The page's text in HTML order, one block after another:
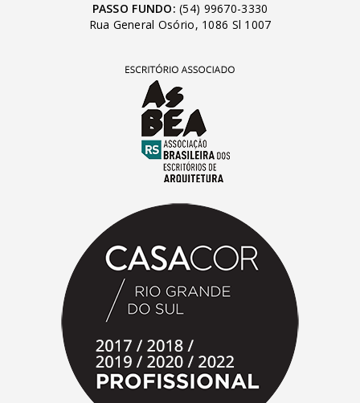
PASSO FUNDO: (54) 99670-3330
Rua General Osório, 1086 Sl 1007